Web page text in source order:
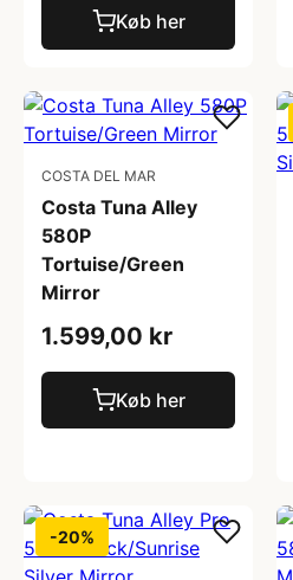
Køb her
COSTA DEL MAR
Costa Tuna Alley
580P
Tortuise/Green
Mirror
1.599,00 kr
Køb her
-20%